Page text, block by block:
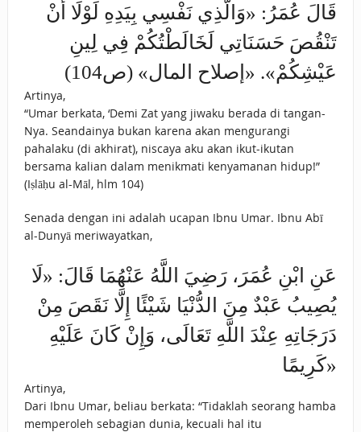
قَالَ عُمَرُ: «وَالَّذِي نَفْسِي بِيَدِهِ لَوْلَا أَنْ
تَنْقُصَ حَسَنَاتِي ‌لَخَالَطْتُكُمْ ‌فِي ‌لِينِ
‌عَيْشِكُمْ». «إصلاح المال» (ص104)
Artinya,
“Umar berkata, ‘Demi Zat yang jiwaku berada di tangan-
Nya. Seandainya bukan karena akan mengurangi
pahalaku (di akhirat), niscaya aku akan ikut-ikutan
bersama kalian dalam menikmati kenyamanan hidup!”
(Iṣlāḥu al-Māl, hlm 104)
Senada dengan ini adalah ucapan Ibnu Umar. Ibnu Abī
al-Dunyā meriwayatkan,
عَنِ ابْنِ عُمَرَ، رَضِيَ اللَّهُ عَنْهُمَا قَالَ: «لَا
يُصِيبُ عَبْدٌ مِنَ الدُّنْيَا شَيْئًا إِلَّا نَقَصَ مِنْ
دَرَجَاتِهِ عِنْدَ اللَّهِ تَعَالَى، وَإِنْ كَانَ عَلَيْهِ
كَرِيمًا»
Artinya,
Dari Ibnu Umar, beliau berkata: “Tidaklah seorang hamba
memperoleh sebagian dunia, kecuali hal itu